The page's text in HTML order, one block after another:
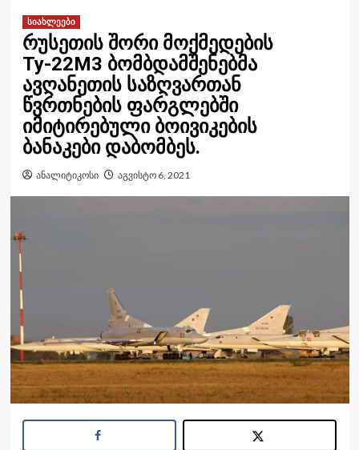
სიახლეები
რუსეთის შორი მოქმედების
Ту-22М3 ბომბდამშენებმა
ავღანეთის საზღვართან
წვრთნების ფარგლებში
იმიტირებული ბოივიკების
ბანაკები დაბომბეს.
ანალიტიკოსი აგვისტო 6, 2021